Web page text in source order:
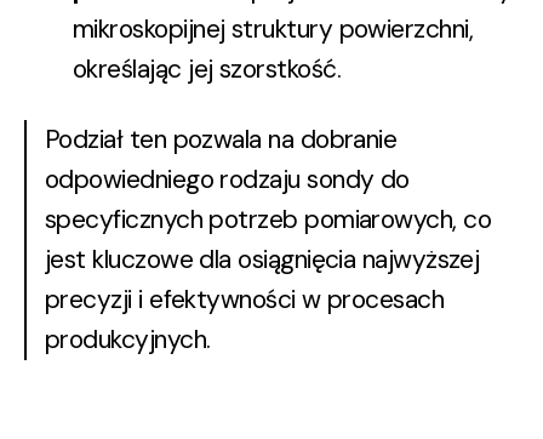
mikroskopijnej struktury powierzchni,
określając jej szorstkość.
Podział ten pozwala na dobranie
odpowiedniego rodzaju sondy do
specyficznych potrzeb pomiarowych, co
jest kluczowe dla osiągnięcia najwyższej
precyzji i efektywności w procesach
produkcyjnych.